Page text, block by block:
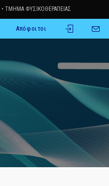
• ΤΜΗΜΑ ΦΥΣΙΚΟΘΕΡΑΠΕΙΑΣ
Απόφοιτοι